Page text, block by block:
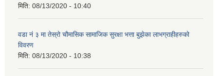
मिति: 08/13/2020 - 10:40
वडा नं ३ मा तेस्रो चौमासिक सामाजिक सुरक्षा भत्ता बुझेका लाभग्राहीहरुको
विवरण
मिति: 08/13/2020 - 10:38